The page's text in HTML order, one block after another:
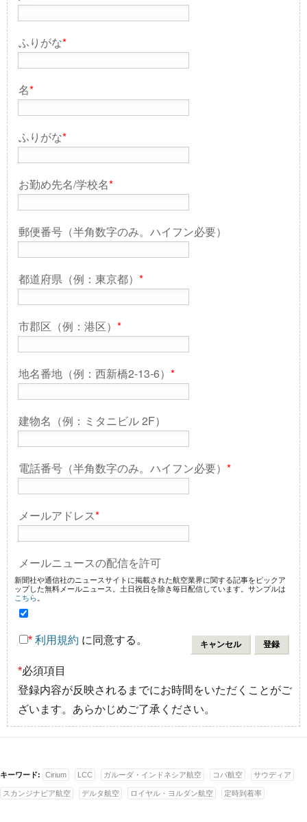
ふりがな*
名*
ふりがな*
お勤め先名/学校名*
郵便番号（半角数字のみ。ハイフン必要）
都道府県（例：東京都） *
市郡区（例：港区） *
地名番地（例：西新橋2-13-6） *
建物名（例：ミタニビル 2F）
電話番号（半角数字のみ。ハイフン必要） *
メールアドレス*
メールニュースの配信を許可
新聞社や通信社のニュースサイトに掲載された航空業界に関する記事をピックア
ップした無料メールニュース。土日祝日を除き毎日配信しています。サンプルは
こちら
* 利用規約 に同意する。
*必須項目
登録内容が反映されるまでにお時間をいただくことがご
ざいます。あらかじめご了承ください。
キーワード: Cirium LCC ガルーダ・インドネシア航空 コパ航空 サウディア
スカンジナビア航空 デルタ航空 ロイヤル・ヨルダン航空 定時到着率